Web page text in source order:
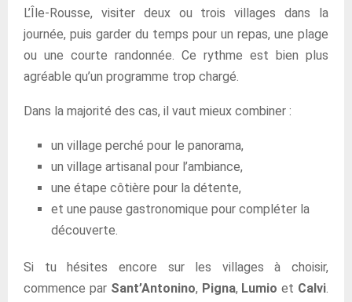
L’Île-Rousse, visiter deux ou trois villages dans la
journée, puis garder du temps pour un repas, une plage
ou une courte randonnée. Ce rythme est bien plus
agréable qu’un programme trop chargé.
Dans la majorité des cas, il vaut mieux combiner :
un village perché pour le panorama,
un village artisanal pour l’ambiance,
une étape côtière pour la détente,
et une pause gastronomique pour compléter la
découverte.
Si tu hésites encore sur les villages à choisir,
commence par Sant’Antonino, Pigna, Lumio et Calvi.